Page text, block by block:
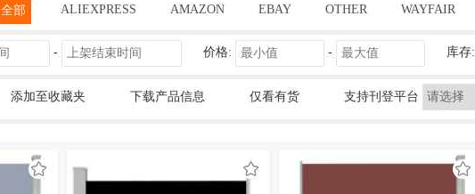
全部 ALIEXPRESS AMAZON EBAY OTHER WAYFAIR
- 价格: - 库存:
添加至收藏夹 下载产品信息 仅看有货 支持刊登平台